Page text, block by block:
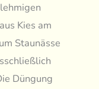
Kies am
Staunässe
Düngung